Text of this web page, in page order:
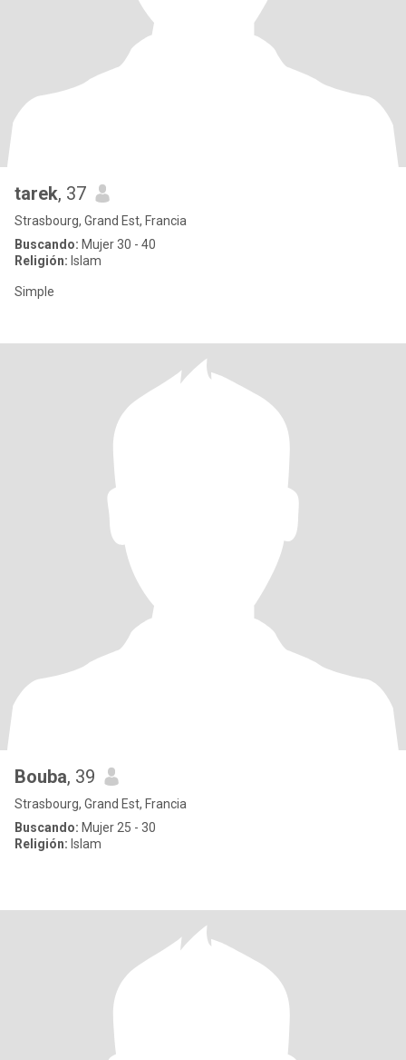
tarek, 37
Strasbourg, Grand Est, Francia
Buscando: Mujer 30 - 40
Religión: Islam
Simple
Bouba, 39
Strasbourg, Grand Est, Francia
Buscando: Mujer 25 - 30
Religión: Islam